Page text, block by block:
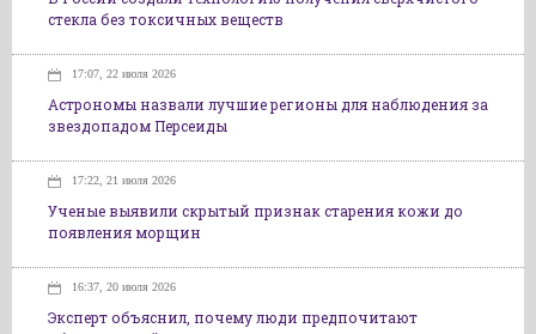
стекла без токсичных веществ
17:07, 22 июля 2026
Астрономы назвали лучшие регионы для наблюдения за
звездопадом Персеиды
17:22, 21 июля 2026
Ученые выявили скрытый признак старения кожи до
появления морщин
16:37, 20 июля 2026
Эксперт объяснил, почему люди предпочитают